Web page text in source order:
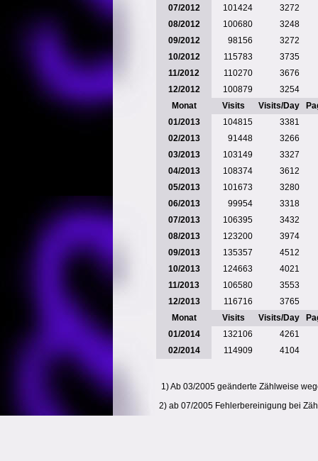
07/2012
101424
3272
08/2012
100680
3248
09/2012
98156
3272
10/2012
115783
3735
11/2012
110270
3676
12/2012
100879
3254
Monat
Visits Visits/Day
01/2013
104815
3381
02/2013
91448
3266
03/2013
103149
3327
04/2013
108374
3612
05/2013
101673
3280
06/2013
99954
3318
07/2013
106395
3432
08/2013
123200
3974
09/2013
135357
4512
10/2013
124663
4021
11/2013
106580
3553
12/2013
116716
3765
Monat
Visits Visits/Day
01/2014
132106
4261
02/2014
114909 4104
1)Ab 03/2005 geänderte Zählweise
2) ab 07/2005 Fehlerbereinigung bei